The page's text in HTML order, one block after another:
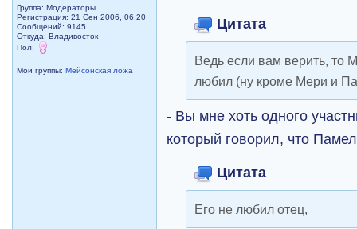
Группа: Модераторы
Регистрация: 21 Сен 2006, 06:20
Сообщений: 9145
Откуда: Владивосток
Пол:
Мои группы:Мейсонская ложа
Цитата
Ведь если вам верить, то
любил (ну кроме Мери и
- Вы мне хоть одного
который говорил, что
Цитата
Его не любил отец,